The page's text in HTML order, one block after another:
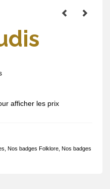
afficher les prix
Nos badges Folklore Nos badges